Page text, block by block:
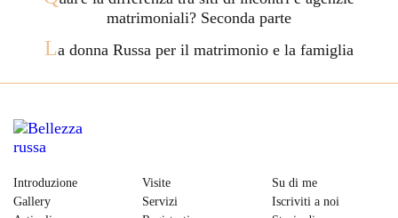
matrimoniali? Seconda parte
La donna Russa per il matrimonio e la famiglia
Introduzione
Gallery
Visite
Servizi
Su di me
Iscriviti a noi